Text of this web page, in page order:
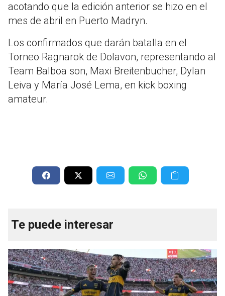
acotando que la edición anterior se hizo en el
mes de abril en Puerto Madryn.
Los confirmados que darán batalla en el
Torneo Ragnarok de Dolavon, representando al
Team Balboa son, Maxi Breitenbucher, Dylan
Leiva y María José Lema, en kick boxing
amateur.
Te puede interesar